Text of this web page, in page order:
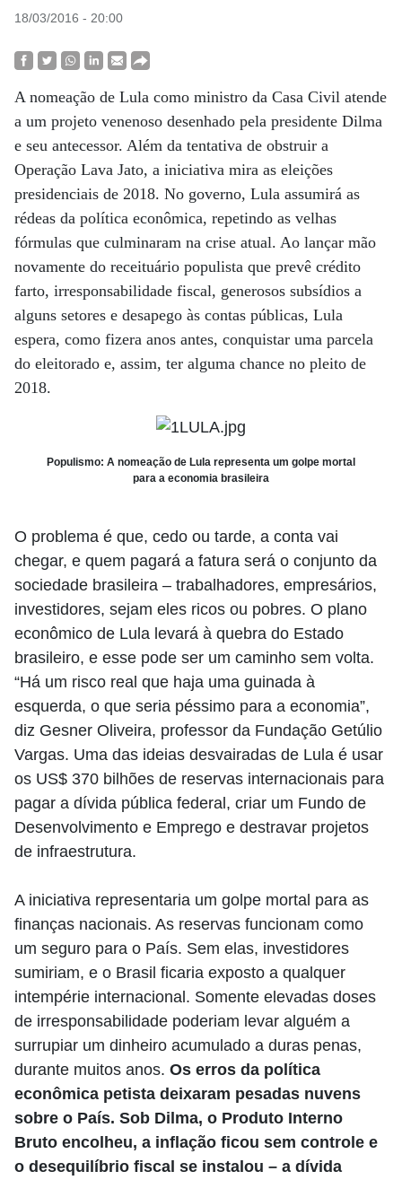
18/03/2016 - 20:00
A nomeação de Lula como ministro da Casa Civil atende
a um projeto venenoso desenhado pela presidente Dilma
e seu antecessor. Além da tentativa de obstruir a
Operação Lava Jato, a iniciativa mira as eleições
presidenciais de 2018. No governo, Lula assumirá as
rédeas da política econômica, repetindo as velhas
fórmulas que culminaram na crise atual. Ao lançar mão
novamente do receituário populista que prevê crédito
farto, irresponsabilidade fiscal, generosos subsídios a
alguns setores e desapego às contas públicas, Lula
espera, como fizera anos antes, conquistar uma parcela
do eleitorado e, assim, ter alguma chance no pleito de
2018.
Populismo: A nomeação de Lula representa um golpe mortal
para a economia brasileira
O problema é que, cedo ou tarde, a conta vai
chegar, e quem pagará a fatura será o conjunto da
sociedade brasileira – trabalhadores, empresários,
investidores, sejam eles ricos ou pobres. O plano
econômico de Lula levará à quebra do Estado
brasileiro, e esse pode ser um caminho sem volta.
“Há um risco real que haja uma guinada à
esquerda, o que seria péssimo para a economia”,
diz Gesner Oliveira, professor da Fundação Getúlio
Vargas. Uma das ideias desvairadas de Lula é usar
os US$ 370 bilhões de reservas internacionais para
pagar a dívida pública federal, criar um Fundo de
Desenvolvimento e Emprego e destravar projetos
de infraestrutura.
A iniciativa representaria um golpe mortal para as
finanças nacionais. As reservas funcionam como
um seguro para o País. Sem elas, investidores
sumiriam, e o Brasil ficaria exposto a qualquer
intempérie internacional. Somente elevadas doses
de irresponsabilidade poderiam levar alguém a
surrupiar um dinheiro acumulado a duras penas,
durante muitos anos. Os erros da política
econômica petista deixaram pesadas nuvens
sobre o País. Sob Dilma, o Produto Interno
Bruto encolheu, a inflação ficou sem controle e
o desequilíbrio fiscal se instalou – a dívida